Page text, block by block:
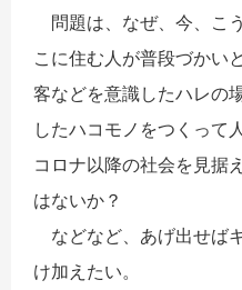
問題は、なぜ、今、こ
こに住む人が普段づかい
客などを意識したハレの
したハコモノをつくって
コロナ以降の社会を見据
はないか？
などなど、あげ出せば
け加えたい。